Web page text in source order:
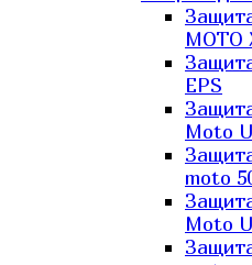
MOTO
EPS
Moto
moto
Moto